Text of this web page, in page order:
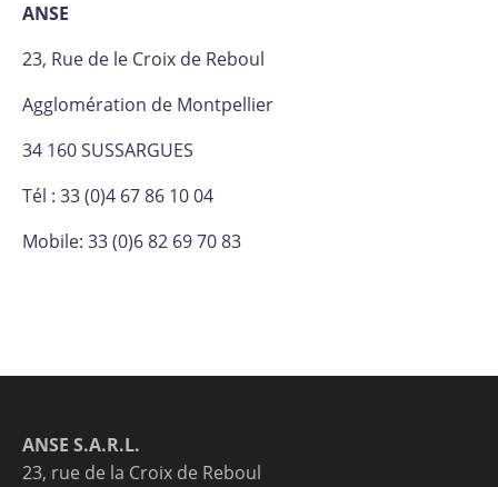
ANSE
23, Rue de le Croix de Reboul
Agglomération de Montpellier
34 160 SUSSARGUES
Tél : 33 (0)4 67 86 10 04
Mobile: 33 (0)6 82 69 70 83
ANSE S.A.R.L.
23, rue de la Croix de Reboul